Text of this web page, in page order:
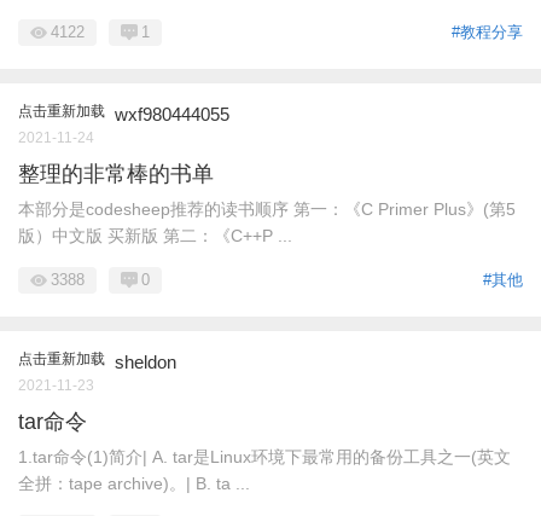
#教程分享
4122 1
点击重新加载 wxf980444055
2021-11-24
整理的非常棒的书单
本部分是codesheep推荐的读书顺序 第一：《C Primer Plus》(第5
版）中文版 买新版 第二：《C++P ...
#其他
3388 0
点击重新加载 sheldon
2021-11-23
tar命令
1.tar命令(1)简介| A. tar是Linux环境下最常用的备份工具之一(英文
全拼：tape archive)。| B. ta ...